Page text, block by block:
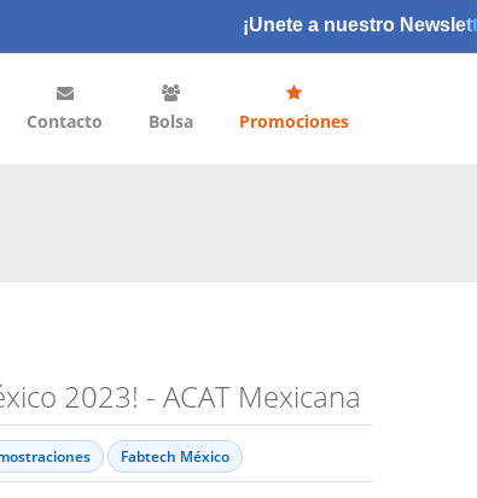
¡Unete a nuestro
Contacto Bolsa Promociones
2023! - ACAT Mexicana
Fabtech México